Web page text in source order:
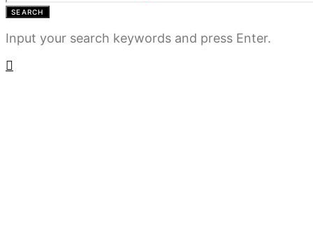
SEARCH
Input your search keywords and press Enter.